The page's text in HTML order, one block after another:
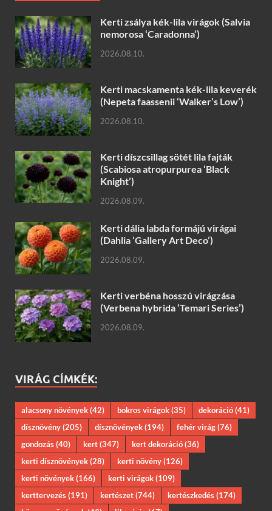
Kerti zsálya kék-lila virágok (Salvia
nemorosa ‘Caradonna’)
2026.08.10.
Kerti macskamenta kék-lila keverék
(Nepeta faassenii ‘Walker’s Low’)
2026.08.10.
Kerti díszcsillag sötét lila fajták
(Scabiosa atropurpurea ‘Black
Knight’)
2026.08.09.
Kerti dália labda formájú virágai
(Dahlia ‘Gallery Art Deco’)
2026.08.09.
Kerti verbéna hosszú virágzása
(Verbena hybrida ‘Temari Series’)
2026.08.09.
VIRÁG CÍMKÉK:
alacsony növények(42) bokros virágok(35) dekoráció(41)
dísznövény(205) dísznövények(194) fehér virág(76)
gondozás(40) kert(347) kert dekoráció(36)
kerti dísznövények(28) kerti növény(126)
kerti növények(166) kerti virágok(109)
kerttervezés(191) kertészet(744) kertészkedés(174)